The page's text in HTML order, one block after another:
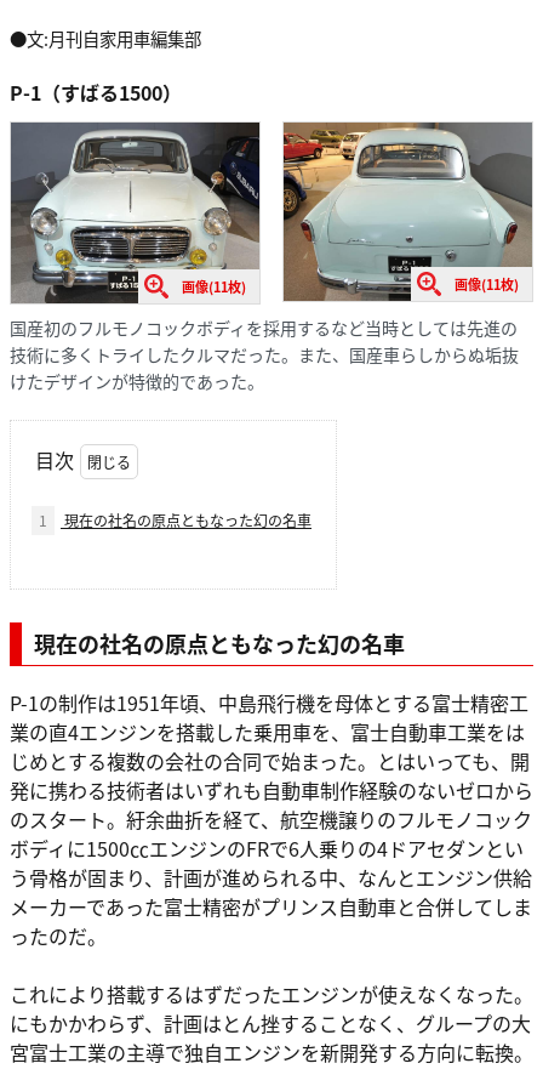
●文:月刊自家用車編集部
P-1（すばる1500）
画像(11枚) 画像(11枚)
国産初のフルモノコックボディを採用するなど当時としては先進の
技術に多くトライしたクルマだった。また、国産車らしからぬ垢抜
けたデザインが特徴的であった。
目次
1 現在の社名の原点ともなった幻の名車
現在の社名の原点ともなった幻の名車
P-1の制作は1951年頃、中島飛行機を母体とする富士精密工
業の直4エンジンを搭載した乗用車を、富士自動車工業をは
じめとする複数の会社の合同で始まった。とはいっても、開
発に携わる技術者はいずれも自動車制作経験のないゼロから
のスタート。紆余曲折を経て、航空機譲りのフルモノコック
ボディに1500㏄エンジンのFRで6人乗りの4ドアセダンとい
う骨格が固まり、計画が進められる中、なんとエンジン供給
メーカーであった富士精密がプリンス自動車と合併してしま
ったのだ。
これにより搭載するはずだったエンジンが使えなくなった。
にもかかわらず、計画はとん挫することなく、グループの大
宮富士工業の主導で独自エンジンを新開発する方向に転換。